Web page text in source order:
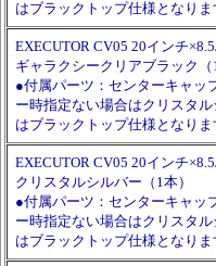
はブラックトップ仕様となり
EXECUTOR CV05 20インチ
ギャラクシークリアブラック（
●付属パーツ：センターキャッ
ー時指定ない場合はクリスタ
はブラックトップ仕様となり
EXECUTOR CV05 20インチ
クリスタルシルバー（1本）
●付属パーツ：センターキャッ
ー時指定ない場合はクリスタ
はブラックトップ仕様となり